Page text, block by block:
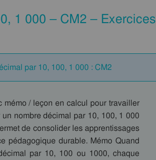
1 000 – CM2 – Exercices
par 10, 100, 1 000 : CM2
mémo / leçon en calcul pour travailler
nombre décimal par 10, 100, 1 000
de consolider les apprentissages
pédagogique durable. Mémo Quand
par 10, 100 ou 1000, chaque